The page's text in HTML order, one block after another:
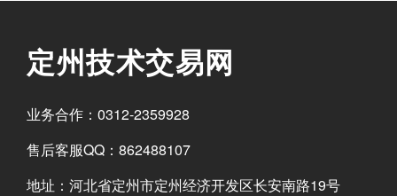
定州技术交易网
业务合作：0312-2359928
售后客服QQ：862488107
地址：河北省定州市定州经济开发区长安南路19号